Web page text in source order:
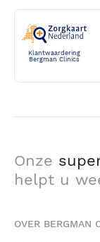
Klantwaardering
Bergman Clinics
Onze
helpt u
OVER BERGMAN